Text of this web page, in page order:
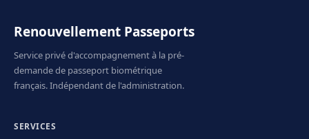
Renouvellement Passeports
Service privé d'accompagnement à la pré-
demande de passeport biométrique
français. Indépendant de l'administration.
SERVICES